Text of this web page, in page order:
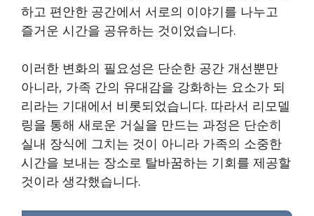
하고 편안한 공간에서 서로의 이야기를 나누고
즐거운 시간을 공유하는 것이었습니다.
이러한 변화의 필요성은 단순한 공간 개선뿐만
아니라, 가족 간의 유대감을 강화하는 요소가 되
리라는 기대에서 비롯되었습니다. 따라서 리모델
링을 통해 새로운 거실을 만드는 과정은 단순히
실내 장식에 그치는 것이 아니라 가족의 소중한
시간을 보내는 장소로 탈바꿈하는 기회를 제공할
것이라 생각했습니다.